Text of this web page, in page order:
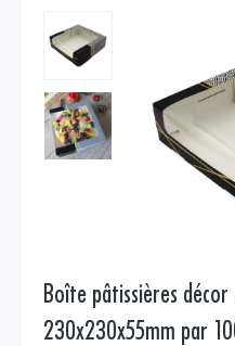
Boîte pâtissières
230x230x55mm par